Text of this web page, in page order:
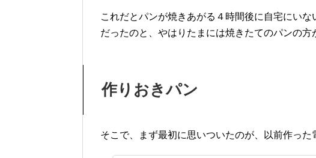
これだとパンが焼きあがる４時間後に自宅にい
だったのと、やはりたまには焼きたてのパンの方
作りおきパン
そこで、まず最初に思いついたのが、以前作った